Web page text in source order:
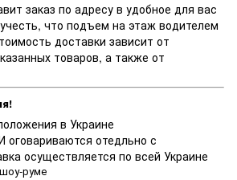
заказ по адресу в удобное для вас
что подъем на этаж водителем
доставки зависит от
товаров, а также от
в Украине
отедльно с
осуществляется по всей Украине
руме